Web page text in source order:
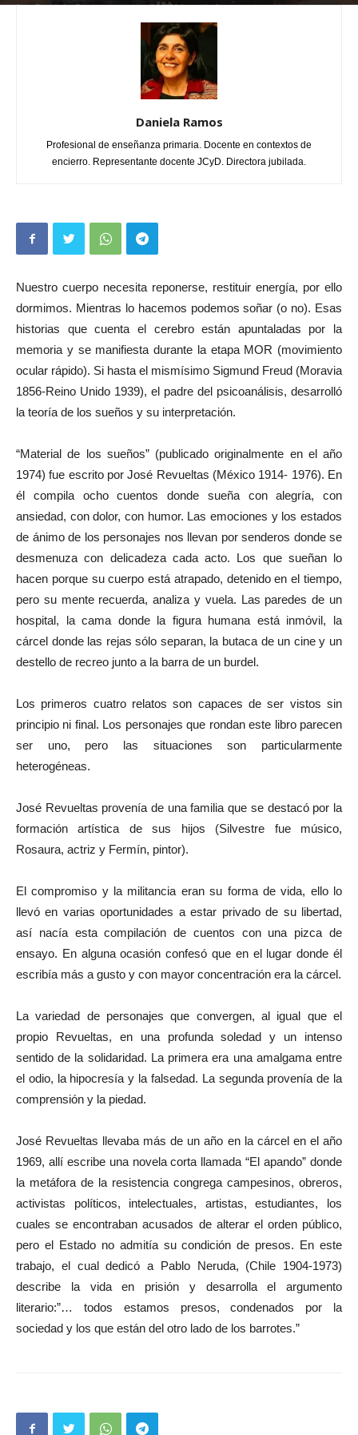
Por Daniela Ramos - agosto 31, 2024 0
Daniela Ramos
Profesional de enseñanza primaria. Docente en contextos de
encierro. Representante docente JCyD. Directora jubilada.
Nuestro cuerpo necesita reponerse, restituir energía, por ello
dormimos. Mientras lo hacemos podemos soñar (o no). Esas
historias que cuenta el cerebro están apuntaladas por la
memoria y se manifiesta durante la etapa MOR (movimiento
ocular rápido). Si hasta el mismísimo Sigmund Freud (Moravia
1856-Reino Unido 1939), el padre del psicoanálisis, desarrolló
la teoría de los sueños y su interpretación.
“Material de los sueños” (publicado originalmente en el año
1974) fue escrito por José Revueltas (México 1914- 1976). En
él compila ocho cuentos donde sueña con alegría, con
ansiedad, con dolor, con humor. Las emociones y los estados
de ánimo de los personajes nos llevan por senderos donde se
desmenuza con delicadeza cada acto. Los que sueñan lo
hacen porque su cuerpo está atrapado, detenido en el tiempo,
pero su mente recuerda, analiza y vuela. Las paredes de un
hospital, la cama donde la figura humana está inmóvil, la
cárcel donde las rejas sólo separan, la butaca de un cine y un
destello de recreo junto a la barra de un burdel.
Los primeros cuatro relatos son capaces de ser vistos sin
principio ni final. Los personajes que rondan este libro parecen
ser uno, pero las situaciones son particularmente
heterogéneas.
José Revueltas provenía de una familia que se destacó por la
formación artística de sus hijos (Silvestre fue músico,
Rosaura, actriz y Fermín, pintor).
El compromiso y la militancia eran su forma de vida, ello lo
llevó en varias oportunidades a estar privado de su libertad,
así nacía esta compilación de cuentos con una pizca de
ensayo. En alguna ocasión confesó que en el lugar donde él
escribía más a gusto y con mayor concentración era la cárcel.
La variedad de personajes que convergen, al igual que el
propio Revueltas, en una profunda soledad y un intenso
sentido de la solidaridad. La primera era una amalgama entre
el odio, la hipocresía y la falsedad. La segunda provenía de la
comprensión y la piedad.
José Revueltas llevaba más de un año en la cárcel en el año
1969, allí escribe una novela corta llamada “El apando” donde
la metáfora de la resistencia congrega campesinos, obreros,
activistas políticos, intelectuales, artistas, estudiantes, los
cuales se encontraban acusados de alterar el orden público,
pero el Estado no admitía su condición de presos. En este
trabajo, el cual dedicó a Pablo Neruda, (Chile 1904-1973)
describe la vida en prisión y desarrolla el argumento
literario:”… todos estamos presos, condenados por la
sociedad y los que están del otro lado de los barrotes.”